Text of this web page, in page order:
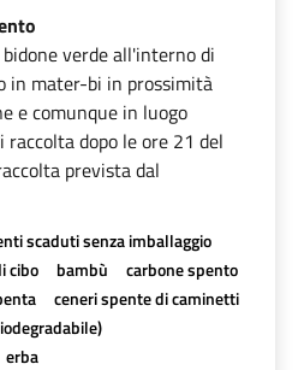
verde all'interno di
in mater-bi in prossimità
e comunque in luogo
raccolta dopo le ore 21 del
prevista dal
scaduti senza imballaggio
cibo bambù
carbone spento
ceneri spente di caminetti
erba